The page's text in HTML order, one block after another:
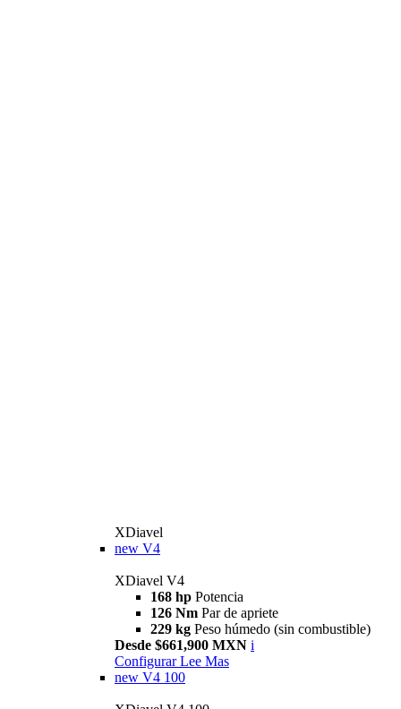
XDiavel
new V4
XDiavel V4
168 hp Potencia
126 Nm Par de apriete
229 kg Peso húmedo (sin combustible)
Desde $661,900 MXN i
Configurar Lee Mas
new V4 100